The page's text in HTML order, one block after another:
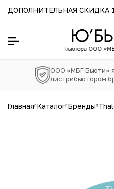
ДОПОЛНИТЕЛЬНАЯ СКИДКА
дистрибьютора ООО «МБГ
ООО «МБГ Бьюти»
дистрибьютором
главная каталог бренды